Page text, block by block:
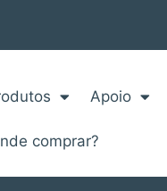
Apoio
comprar?